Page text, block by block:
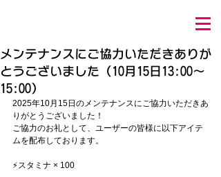
メンテナンスにご協力いただきありが
とうございました（10月15日13:00～
15:00）
2025年10月15日のメンテナンスにご協力いただきあ
りがとうございました！
ご協力のお礼として、ユーザーの皆様に以下アイテ
ムを配布しております。
⚡スタミナ × 100